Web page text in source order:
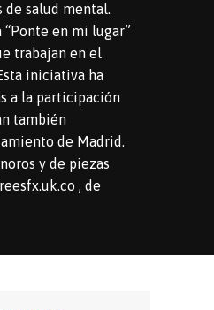
de salud mental.
en mi lugar”
trabajan en el
iniciativa ha
a la participación
también
de Madrid.
y de piezas
, de